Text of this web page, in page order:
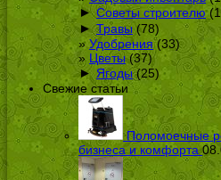
► Советы строителю
► Травы(78)
Удобрения(33)
Цветы(37)
► Ягоды(25)
Свежие статьи
Поломоечные
бизнеса и комфорта